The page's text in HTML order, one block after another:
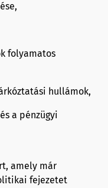
folyamatos
hullámok,
a pénzügyi
amely már
fejezetet